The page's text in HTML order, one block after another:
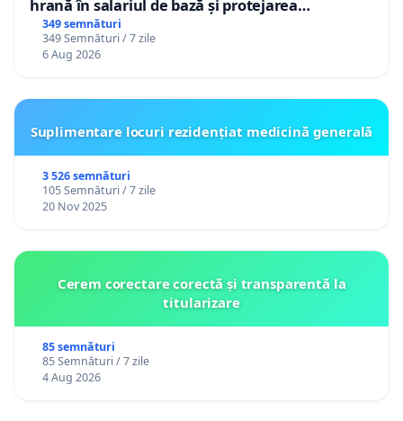
hrană în salariul de bază și protejarea
gradațiilor de vechime pentru asistenții
personali
349 semnături
349 Semnături / 7 zile
6 Aug 2026
Suplimentare locuri rezidențiat medicină generală
3 526 semnături
105 Semnături / 7 zile
20 Nov 2025
Cerem corectare corectă și transparentă la
titularizare
85 semnături
85 Semnături / 7 zile
4 Aug 2026